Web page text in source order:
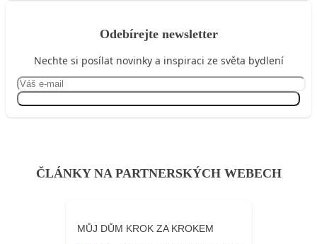
Odebírejte newsletter
Nechte si posílat novinky a inspiraci ze světa bydlení
ČLÁNKY NA PARTNERSKÝCH WEBECH
MŮJ DŮM KROK ZA KROKEM